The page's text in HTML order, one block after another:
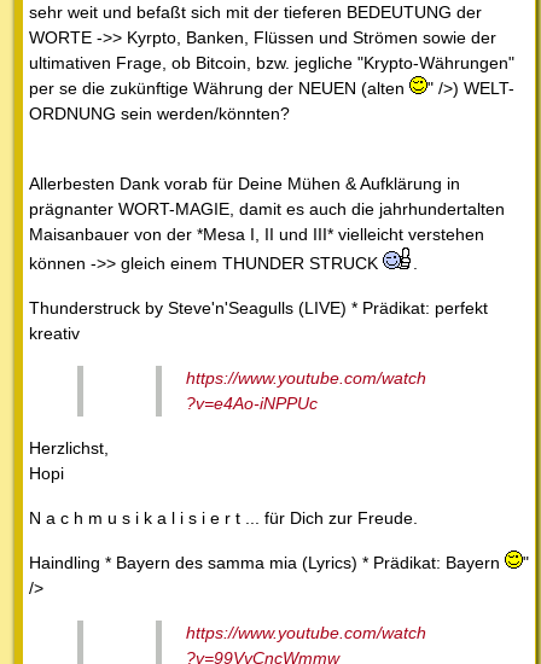
sehr weit und befaßt sich mit der tieferen BEDEUTUNG der
WORTE ->> Kyrpto, Banken, Flüssen und Strömen sowie der
ultimativen Frage, ob Bitcoin, bzw. jegliche "Krypto-Währungen"
per se die zukünftige Währung der NEUEN (alten
" />) WELT-
ORDNUNG sein werden/könnten?
Allerbesten Dank vorab für Deine Mühen & Aufklärung in
prägnanter WORT-MAGIE, damit es auch die jahrhundertalten
Maisanbauer von der *Mesa I, II und III* vielleicht verstehen
können ->> gleich einem THUNDER STRUCK
Thunderstruck by Steve'n'Seagulls (LIVE) * Prädikat: perfekt
kreativ
https://www.youtube.com/watch
?v=e4Ao-iNPPUc
Herzlichst,
Hopi
N a c h m u s i k a l i s i e r t ... für Dich zur Freude.
Haindling * Bayern des samma mia (Lyrics) * Prädikat: Bayern
"
/>
https://www.youtube.com/watch
?v=99VvCncWmmw